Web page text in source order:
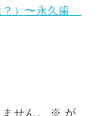
？）〜永久歯
せん。 ※ が